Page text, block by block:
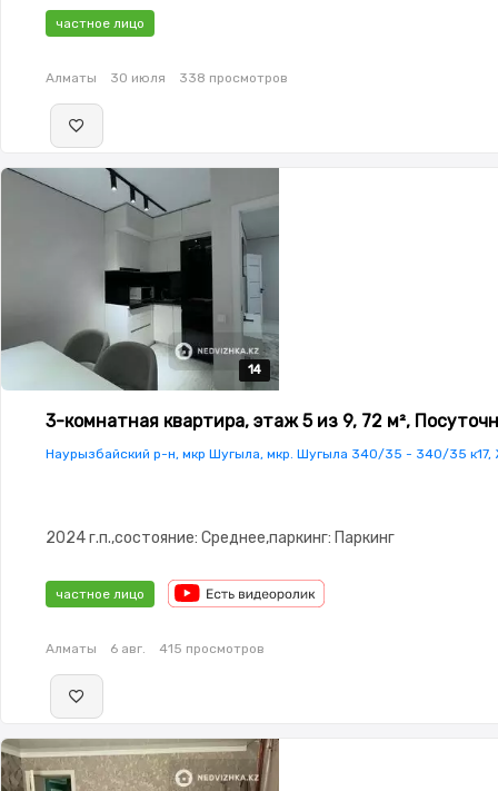
частное лицо
Алматы 30 июля 338 просмотров
14
14
14
14
14
3-комнатная квартира, этаж 5 из 9, 72 м²,
Наурызбайский р-н, мкр Шугыла, мкр. Шугыла 340/35 - 340/35 к17,
2024 г.п.,состояние: Среднее,паркинг: Паркинг
частное лицо
Алматы 6 авг. 415 просмотров